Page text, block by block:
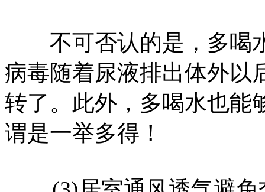
不可否认的是，多喝
病毒随着尿液排出体外以
转了。此外，多喝水也能
谓是一举多得！